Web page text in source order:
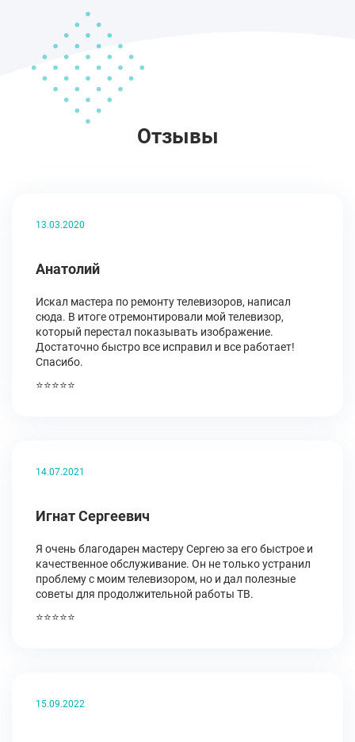
Отзывы
13.03.2020
Анатолий
Искал мастера по ремонту телевизоров, написал
сюда. В итоге отремонтировали мой телевизор,
который перестал показывать изображение.
Достаточно быстро все исправил и все работает!
Спасибо.
⭐⭐⭐⭐⭐
14.07.2021
Игнат Сергеевич
Я очень благодарен мастеру Сергею за его быстрое и
качественное обслуживание. Он не только устранил
проблему с моим телевизором, но и дал полезные
советы для продолжительной работы ТВ.
⭐⭐⭐⭐⭐
15.09.2022